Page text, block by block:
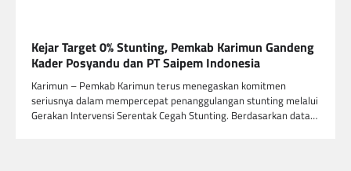
Kejar Target 0% Stunting, Pemkab Karimun Gandeng
Kader Posyandu dan PT Saipem Indonesia
Karimun – Pemkab Karimun terus menegaskan komitmen
seriusnya dalam mempercepat penanggulangan stunting melalui
Gerakan Intervensi Serentak Cegah Stunting. Berdasarkan data…